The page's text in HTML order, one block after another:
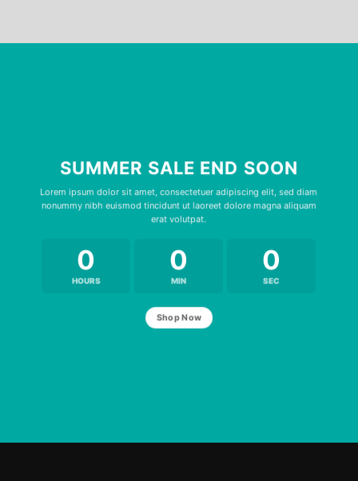
SUMMER SALE END SOON
Lorem ipsum dolor sit amet, consectetuer adipiscing elit, sed diam
nonummy nibh euismod tincidunt ut laoreet dolore magna aliquam
erat volutpat.
0
HOURS
0
MIN
0
SEC
Shop Now